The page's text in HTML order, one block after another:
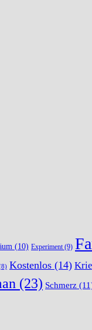
(10) Experiment(9)
Kostenlos (14)
(23) Schmerz